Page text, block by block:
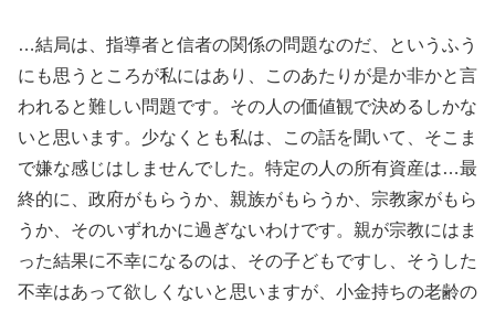
…結局は、指導者と信者の関係の問題なのだ、というふう
にも思うところが私にはあり、このあたりが是か非かと言
われると難しい問題です。その人の価値観で決めるしかな
いと思います。少なくとも私は、この話を聞いて、そこま
で嫌な感じはしませんでした。特定の人の所有資産は…最
終的に、政府がもらうか、親族がもらうか、宗教家がもら
うか、そのいずれかに過ぎないわけです。親が宗教にはま
った結果に不幸になるのは、その子どもですし、そうした
不幸はあって欲しくないと思いますが、小金持ちの老齢の